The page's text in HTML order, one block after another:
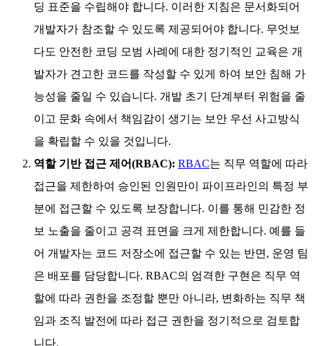
딩 표준을 수립해야 합니다. 이러한 지침은 문서화되어
개발자가 참조할 수 있도록 제공되어야 합니다. 무엇보
다도 안전한 코딩 모범 사례에 대한 정기적인 교육은 개
발자가 견고한 코드를 작성할 수 있게 하여 보안 침해 가
능성을 줄일 수 있습니다. 개발 초기 단계부터 위험을 줄
이고 문화 속에서 책임감이 생기는 보안 우선 사고방식
을 확립할 수 있을 것입니다.
역할 기반 접근 제어(RBAC): RBAC는 직무 역할에 따라
접근을 제한하여 승인된 인원만이 파이프라인의 특정 부
분에 접근할 수 있도록 보장합니다. 이를 통해 민감한 정
보 노출을 줄이고 공격 표면을 크게 제한합니다. 예를 들
어 개발자는 코드 저장소에 접근할 수 있는 반면, 운영 팀
은 배포를 담당합니다. RBAC의 엄격한 구현은 직무 역
할에 따라 권한을 조정할 뿐만 아니라, 변화하는 직무 책
임과 조직 발전에 따라 접근 권한을 정기적으로 검토합
니다.